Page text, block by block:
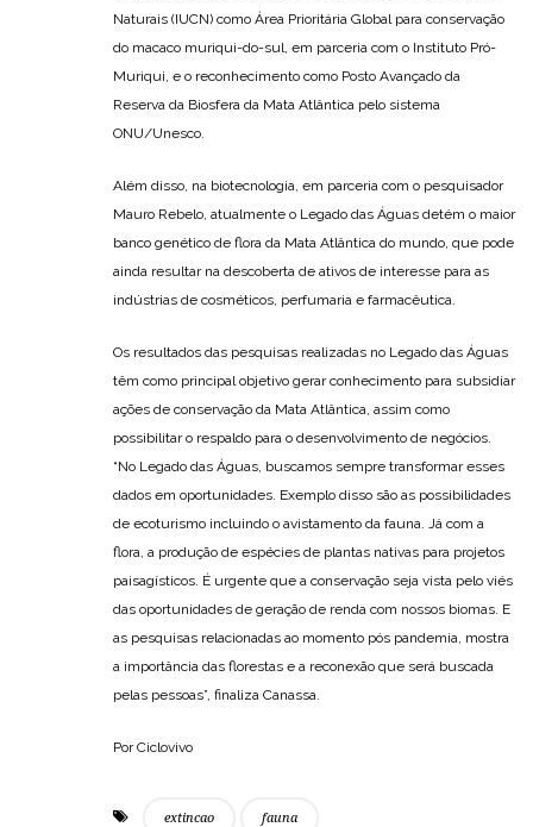
Naturais (IUCN) como Área Prioritária Global para conservação
do macaco muriqui-do-sul, em parceria com o Instituto Pró-
Muriqui, e o reconhecimento como Posto Avançado da
Reserva da Biosfera da Mata Atlântica pelo sistema
ONU/Unesco.
Além disso, na biotecnologia, em parceria com o pesquisador
Mauro Rebelo, atualmente o Legado das Águas detém o maior
banco genético de flora da Mata Atlântica do mundo, que pode
ainda resultar na descoberta de ativos de interesse para as
indústrias de cosméticos, perfumaria e farmacêutica.
Os resultados das pesquisas realizadas no Legado das Águas
têm como principal objetivo gerar conhecimento para subsidiar
ações de conservação da Mata Atlântica, assim como
possibilitar o respaldo para o desenvolvimento de negócios.
“No Legado das Águas, buscamos sempre transformar esses
dados em oportunidades. Exemplo disso são as possibilidades
de ecoturismo incluindo o avistamento da fauna. Já com a
flora, a produção de espécies de plantas nativas para projetos
paisagísticos. É urgente que a conservação seja vista pelo viés
das oportunidades de geração de renda com nossos biomas. E
as pesquisas relacionadas ao momento pós pandemia, mostra
a importância das florestas e a reconexão que será buscada
pelas pessoas”, finaliza Canassa.
Por Ciclovivo
extincao fauna